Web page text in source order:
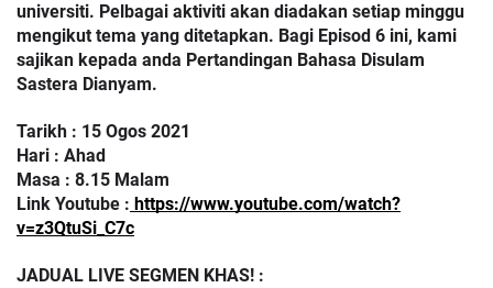
universiti. Pelbagai aktiviti akan diadakan setiap minggu
mengikut tema yang ditetapkan. Bagi Episod 6 ini, kami
sajikan kepada anda Pertandingan Bahasa Disulam
Sastera Dianyam.
Tarikh : 15 Ogos 2021
Hari : Ahad
Masa : 8.15 Malam
Link Youtube : https://www.youtube.com/watch?
v=z3QtuSi_C7c